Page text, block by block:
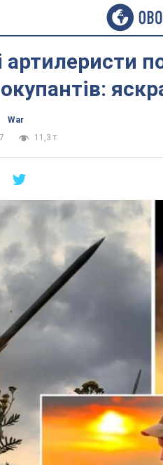
артилеристи
War
11,3 т.